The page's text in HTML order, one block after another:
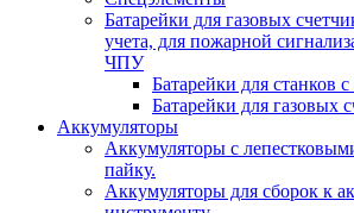
Батарейки для газовых
учета, для пожарной
ЧПУ
Батарейки для станков
Батарейки для газовых
Аккумуляторы
Аккумуляторы с
пайку.
Аккумуляторы для сборок к